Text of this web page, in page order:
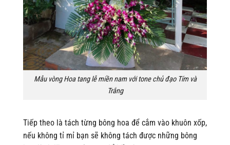
Mẫu vòng Hoa tang lễ miền nam với tone chủ đạo Tím và
Trắng
Tiếp theo là tách từng bông hoa để cắm vào khuôn xốp,
nếu không tỉ mỉ bạn sẽ không tách được những bông